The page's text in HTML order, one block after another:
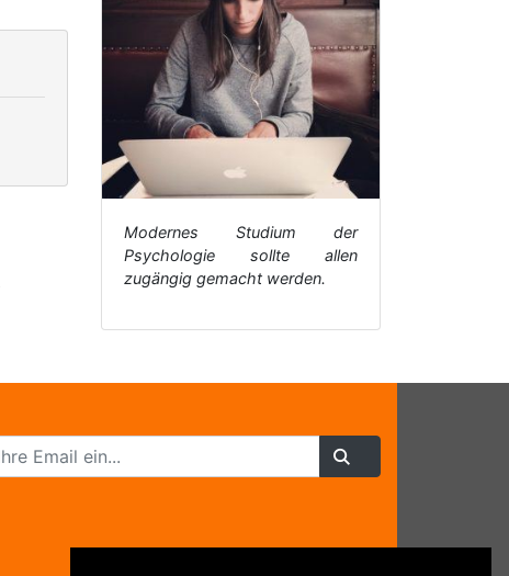
Modernes Studium der
Psychologie sollte allen
zugängig gemacht werden.